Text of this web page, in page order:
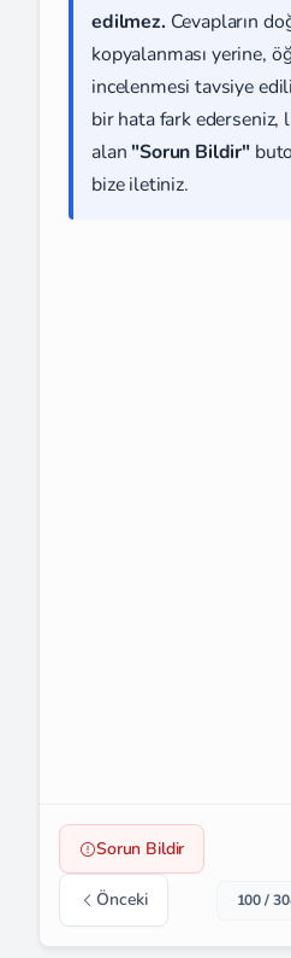
edilmez. Cevapların
kopyalanması yerine,
incelenmesi tavsiye
bir hata fark ederseniz,
alan "Sorun Bildir"
bize iletiniz.
Sorun Bildir
Önceki 100 /